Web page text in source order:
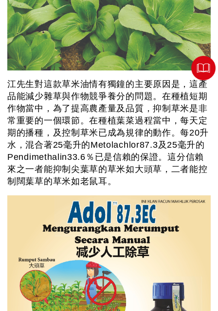
江先生對這款草米油情有獨鐘的主要原因是，這產
品能減少雜草與作物競爭養分的問題。在種植短期
作物當中，為了提高農產量及品質，抑制草米是非
常重要的一個環節。在種植葉菜過程當中，每天定
期的播種，及控制草米已成為規律的動作。每20升
水，混合著25毫升的Metolachlor87.3及25毫升的
Pendimethalin33.6％已是信賴的保證。這分信賴
來之一者能抑制尖葉草的草米如大頭草，二者能控
制闊葉草的草米如老鼠耳。